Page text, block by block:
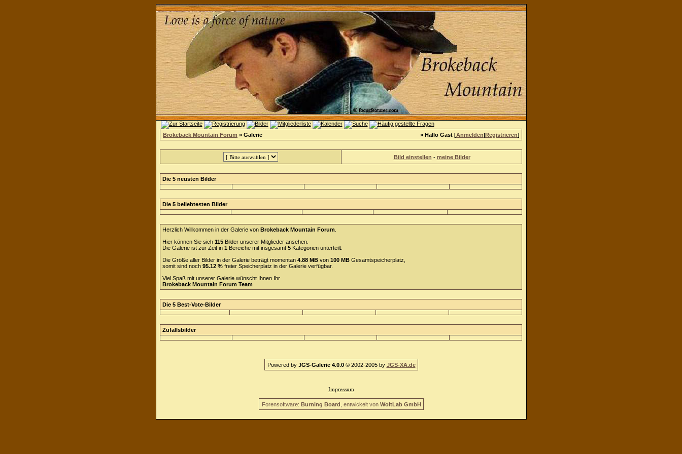
Brokeback Mountain Forum » Galerie » Hallo Gast [Anmelden|Registrieren]
Bild einstellen - meine Bilder
Die 5 neusten Bilder
Die 5 beliebtesten Bilder
Herzlich Willkommen in der Galerie von Brokeback Mountain Forum
Hier können Sie sich 115 Bilder unserer Mitglieder ansehen.
Die Galerie ist zur Zeit in 1 Bereiche mit insgesamt 5 Kategorien unterteilt.
Die Größe aller Bilder in der Galerie beträgt momentan 4.88 MB von 100 MB Gesamtspeicherplatz,
somit sind noch 95.12 % freier Speicherplatz in der Galerie verfügbar.
Viel Spaß mit unserer Galerie wünscht Ihnen Ihr
Brokeback Mountain Forum Team
Die 5 Best-Vote-Bilder
Zufallsbilder
Powered by JGS-Galerie 4.0.0© 2002-2005 by JGS-XA.de
Impressum
Forensoftware: Burning Board , entwickelt von WoltLab GmbH